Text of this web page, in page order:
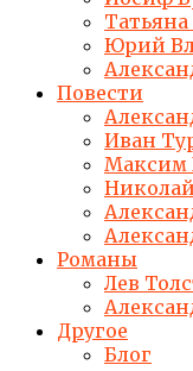
Юрий
Повести
Иван
Максим
Романы
Лев
Другое
Блог